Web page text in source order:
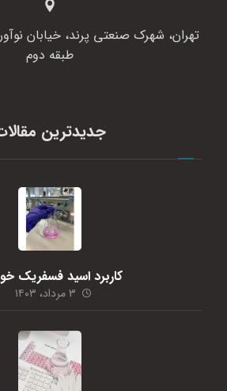
طبقه دوم
جدیدترین
کاربرد اسید فسفریک
۳ مرداد، ۱۴۰۳